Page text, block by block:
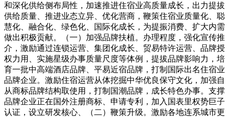
和深化供给侧布局性，加速推进住宿业高质量成长，出力提拔
供给质量、推进业态立异、优化营商，鞭策住宿业质量化、聪
慧化、融合化、绿色化、国际化成长，为提振消费、扩大内需
做出积极贡献。（一）加强品牌扶植。办理程度，强化宣传推
介，激励通过连锁运营、集团化成长、贸易特许运营、品牌授
权力用、实施星级办事质量尺度等体例，提拔品牌影响力，培
育一批中高端酒店品牌、平易近宿品牌，打制国际出名住宿业
品牌企业。激励住宿运营从体挖掘中华优良保守文化，加强自
从商标品牌结构取使用，打制国潮品牌，成长特色办事。支撑
品牌企业正在国外注册商标、申请专利，加入国表里权势巨子
认证，设立研发核心、（二）鞭策升级。激励各地连系城市更